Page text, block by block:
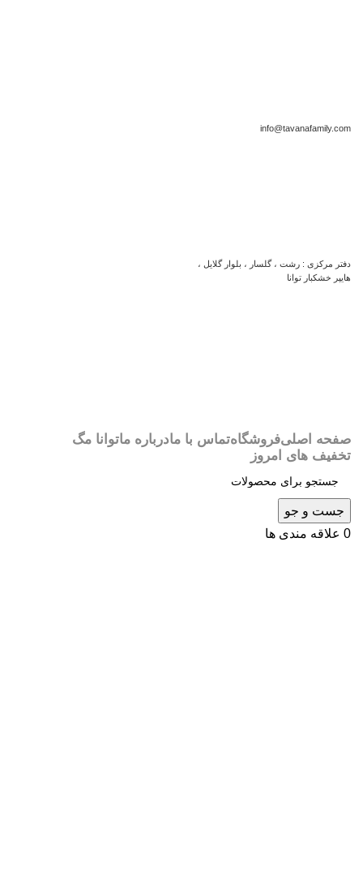
info@tavanafamily.com
دفتر مرکزی : رشت ، گلسار ، بلوار گلایل ،
هایپر خشکبار توانا
صفحه اصلیفروشگاهتماس با مادرباره ماتوانا مگ
تخفیف های امروز
جست و جو
0 علاقه مندی ها